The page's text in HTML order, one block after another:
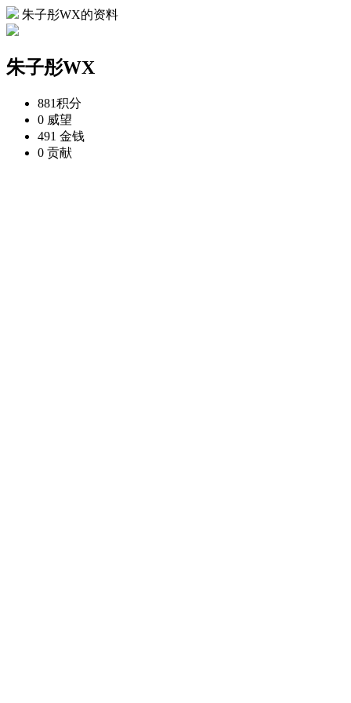
朱子彤WX的资料
朱子彤WX
881积分
0 威望
491 金钱
0 贡献